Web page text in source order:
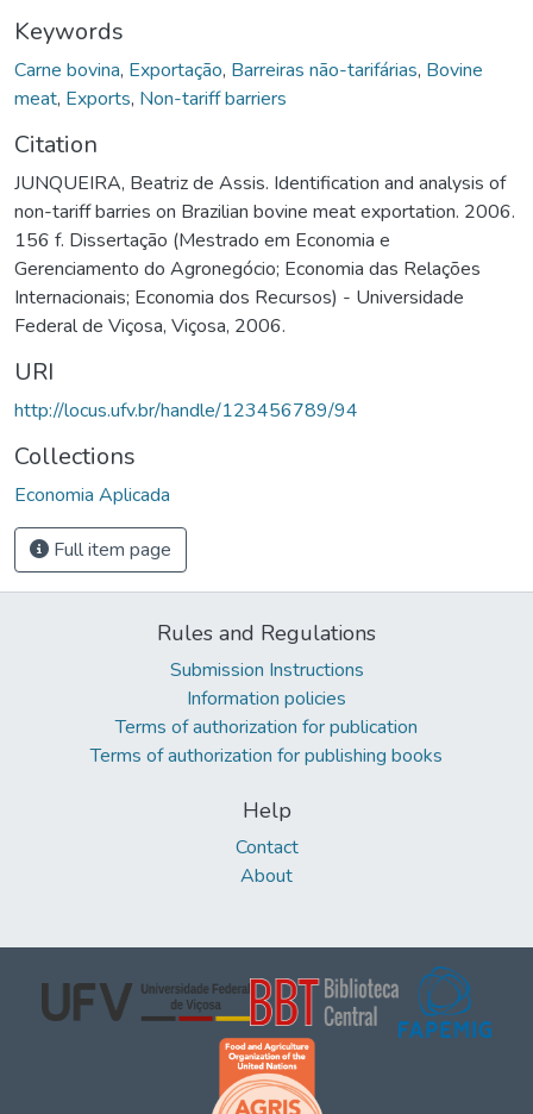
Keywords
Carne bovina, Exportação, Barreiras não-tarifárias, Bovine
meat, Exports, Non-tariff barriers
Citation
JUNQUEIRA, Beatriz de Assis. Identification and analysis of
non-tariff barries on Brazilian bovine meat exportation. 2006.
156 f. Dissertação (Mestrado em Economia e
Gerenciamento do Agronegócio; Economia das Relações
Internacionais; Economia dos Recursos) - Universidade
Federal de Viçosa, Viçosa, 2006.
URI
http://locus.ufv.br/handle/123456789/94
Collections
Economia Aplicada
Full item page
Rules and Regulations
Submission Instructions
Information policies
Terms of authorization for publication
Terms of authorization for publishing books
Help
Contact
About